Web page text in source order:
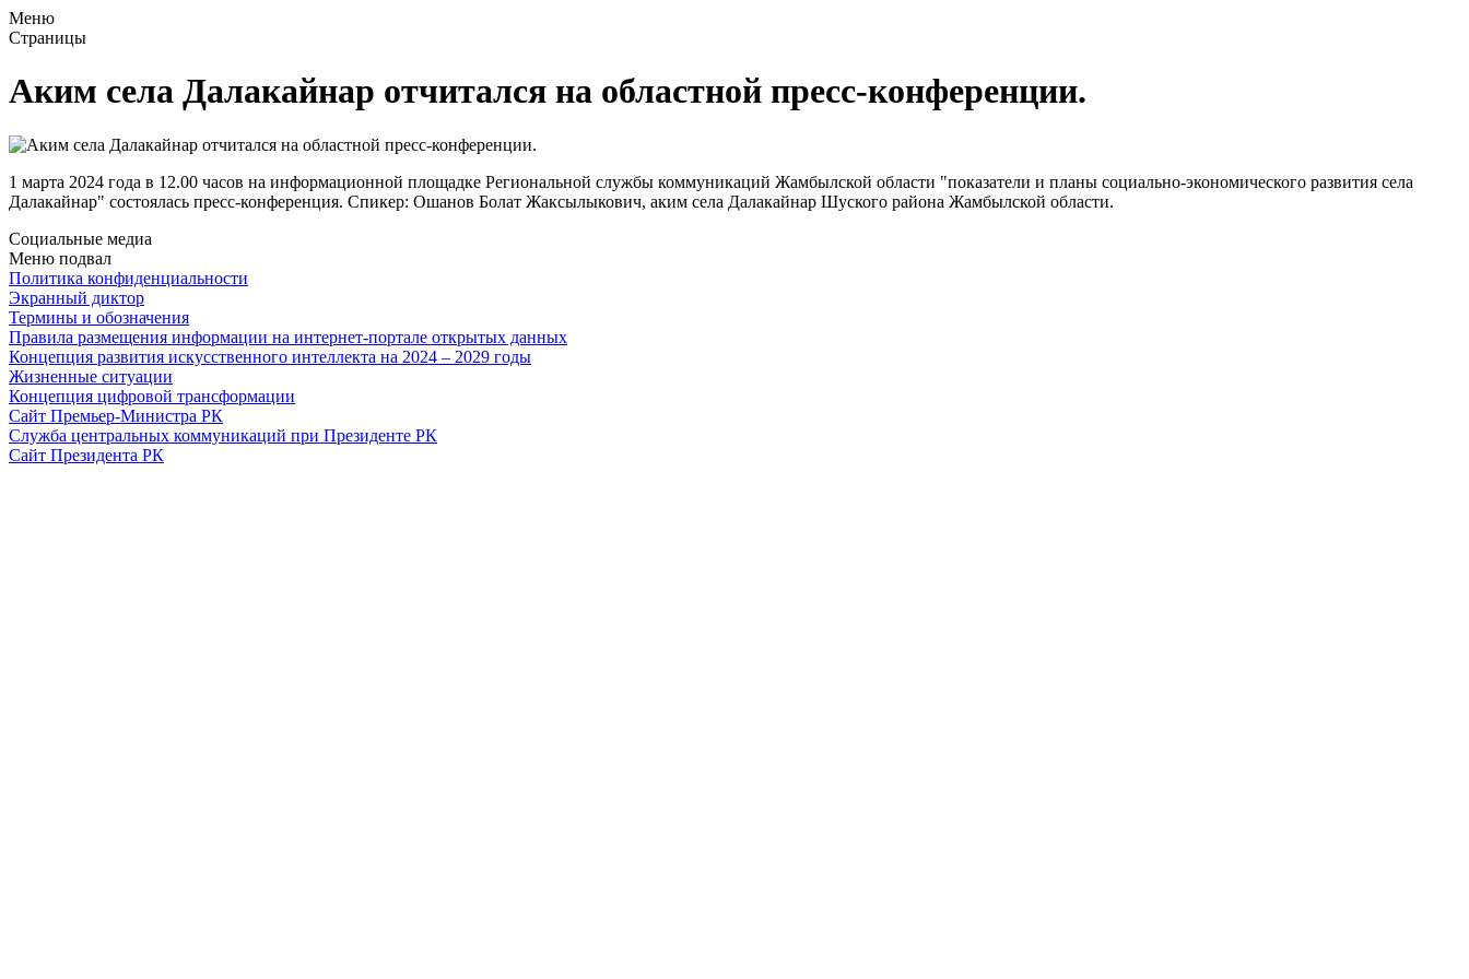
Меню
Страницы
Аким села Далакайнар отчитался на областной пресс-конференции.
1 марта 2024 года в 12.00 часов на информационной площадке Региональной службы коммуникаций Жамбылской области "показатели и планы социально-экономического развития села
Далакайнар" состоялась пресс-конференция. Спикер: Ошанов Болат Жаксылыкович, аким села Далакайнар Шуского района Жамбылской области.
Социальные медиа
Меню подвал
Политика конфиденциальности
Экранный диктор
Термины и обозначения
Правила размещения информации на интернет-портале открытых данных
Концепция развития искусственного интеллекта на 2024 – 2029 годы
Жизненные ситуации
Концепция цифровой трансформации
Сайт Премьер-Министра РК
Служба центральных коммуникаций при Президенте РК
Сайт Президента РК